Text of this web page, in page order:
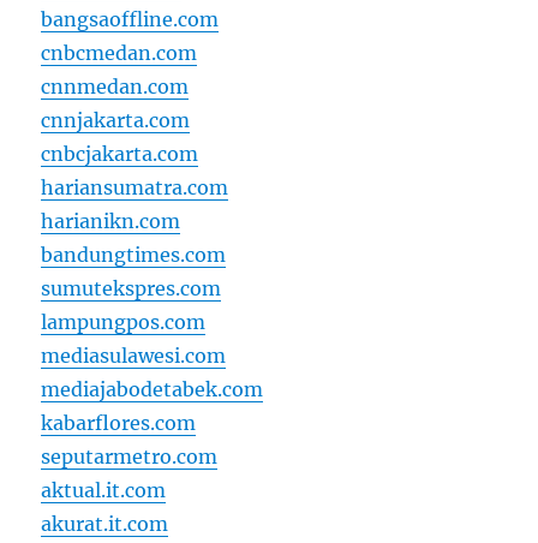
bangsaoffline.com
cnbcmedan.com
cnnmedan.com
cnnjakarta.com
cnbcjakarta.com
hariansumatra.com
harianikn.com
bandungtimes.com
sumutekspres.com
lampungpos.com
mediasulawesi.com
mediajabodetabek.com
kabarflores.com
seputarmetro.com
aktual.it.com
akurat.it.com